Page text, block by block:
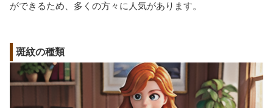
ができるため、多くの方々に人気があります。
斑紋の種類